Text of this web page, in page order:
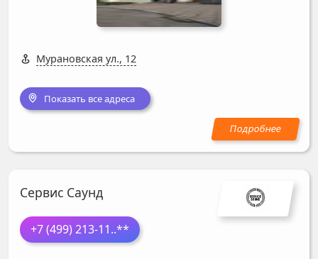
Мурановская ул., 12
Показать все адреса
Сервис Саунд
+7 (499) 213-11..**